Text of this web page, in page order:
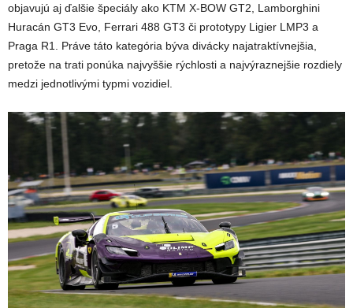
objavujú aj ďalšie špeciály ako KTM X-BOW GT2, Lamborghini
Huracán GT3 Evo, Ferrari 488 GT3 či prototypy Ligier LMP3 a
Praga R1. Práve táto kategória býva divácky najatraktívnejšia,
pretože na trati ponúka najvyššie rýchlosti a najvýraznejšie rozdiely
medzi jednotlivými typmi vozidiel.